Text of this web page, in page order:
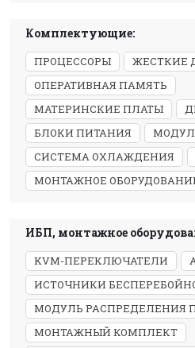
Комплектующие:
ПРОЦЕССОРЫ
ЖЕСТКИЕ
ОПЕРАТИВНАЯ ПАМЯТЬ
МАТЕРИНСКИЕ ПЛАТЫ
БЛОКИ ПИТАНИЯ
СИСТЕМА ОХЛАЖДЕНИЯ
МОНТАЖНОЕ
ИБП, монтажное
KVM-ПЕРЕКЛЮЧАТЕЛИ
ИСТОЧНИКИ
МОДУЛЬ РАСПРЕДЕЛЕНИЯ
МОНТАЖНЫЙ КОМПЛЕКТ